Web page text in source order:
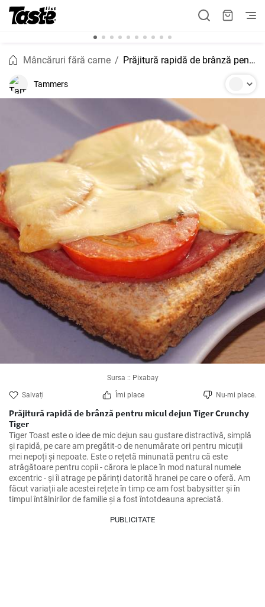
Mâncăruri fără carne Prăjitură rapidă de brânză pentru micul dejun Tiger Crunchy Tiger
Tammers
Sursa :: Pixabay
Salvați Îmi place Nu-mi place.
Prăjitură rapidă de brânză pentru micul dejun Tiger Crunchy
Tiger
Tiger Toast este o idee de mic dejun sau gustare distractivă, simplă
și rapidă, pe care am pregătit-o de nenumărate ori pentru micuții
mei nepoți și nepoate. Este o rețetă minunată pentru că este
atrăgătoare pentru copii - cărora le place în mod natural numele
excentric - și îi atrage pe părinți datorită hranei pe care o oferă. Am
făcut variații ale acestei rețete în timp ce am fost babysitter și în
timpul întâlnirilor de familie și a fost întotdeauna apreciată.
PUBLICITATE